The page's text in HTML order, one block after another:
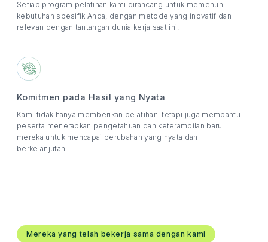
Setiap program pelatihan kami dirancang untuk memenuhi
kebutuhan spesifik Anda, dengan metode yang inovatif dan
relevan dengan tantangan dunia kerja saat ini.
Komitmen pada Hasil yang Nyata
Kami tidak hanya memberikan pelatihan, tetapi juga membantu
peserta menerapkan pengetahuan dan keterampilan baru
mereka untuk mencapai perubahan yang nyata dan
berkelanjutan.
Mereka yang telah bekerja sama dengan kami